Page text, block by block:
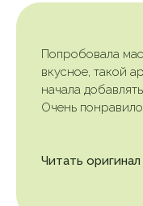
Попробовала
вкусное, такой
начала
Очень
Читать